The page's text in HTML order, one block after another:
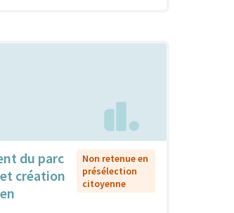
du parc
création
Non retenue en
présélection
citoyenne